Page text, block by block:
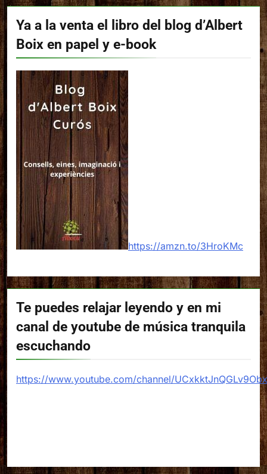
Ya a la venta el libro del blog d’Albert
Boix en papel y e-book
https://amzn.to/3HroKMc
Te puedes relajar leyendo y en mi
canal de youtube de música tranquila
escuchando
https://www.youtube.com/channel/